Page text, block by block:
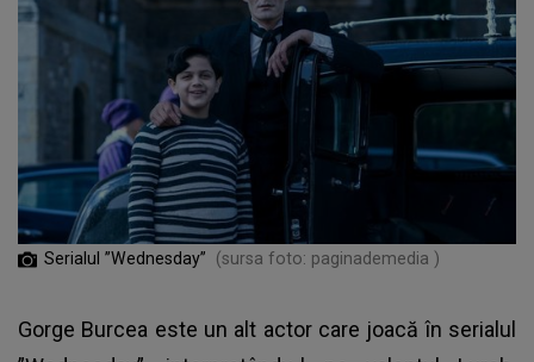
Serialul ”Wednesday” (sursa foto: paginademedia )
Gorge Burcea este un alt actor care joacă în serialul